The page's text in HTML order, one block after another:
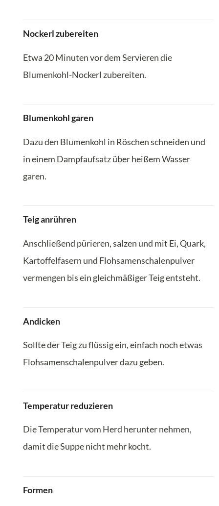
Nockerl zubereiten
Etwa 20 Minuten vor dem Servieren die
Blumenkohl-Nockerl zubereiten.
Blumenkohl garen
Dazu den Blumenkohl in Röschen schneiden und
in einem Dampfaufsatz über heißem Wasser
garen.
Teig anrühren
Anschließend pürieren, salzen und mit Ei, Quark,
Kartoffelfasern und Flohsamenschalenpulver
vermengen bis ein gleichmäßiger Teig entsteht.
Andicken
Sollte der Teig zu flüssig ein, einfach noch etwas
Flohsamenschalenpulver dazu geben.
Temperatur reduzieren
Die Temperatur vom Herd herunter nehmen,
damit die Suppe nicht mehr kocht.
Formen